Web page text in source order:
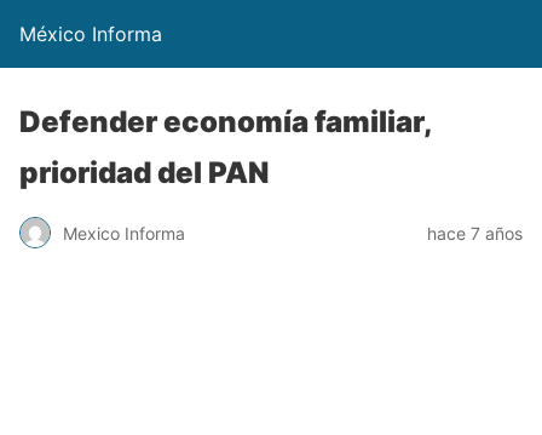
México Informa
Defender economía familiar,
prioridad del PAN
Mexico Informa hace 7 años